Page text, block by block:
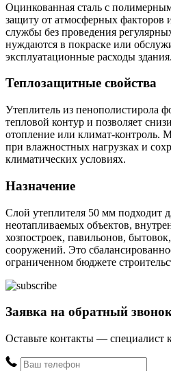
Оцинкованная сталь с
защиту от атмосферных факторов
службы без проведения
нуждаются в покраске или
эксплуатационные расходы здания.
Теплозащитные свойства
Утеплитель из пенополистирола
тепловой контур и позволяет
отопление или климат-контроль.
при влажностных нагрузках и
климатических условиях.
Назначение
Слой утеплителя 50 мм подходит
неотапливаемых объектов,
хозпостроек, павильонов,
сооружений. Это
ограниченном бюджете
Заявка на обратный
Оставьте контакты — специалист